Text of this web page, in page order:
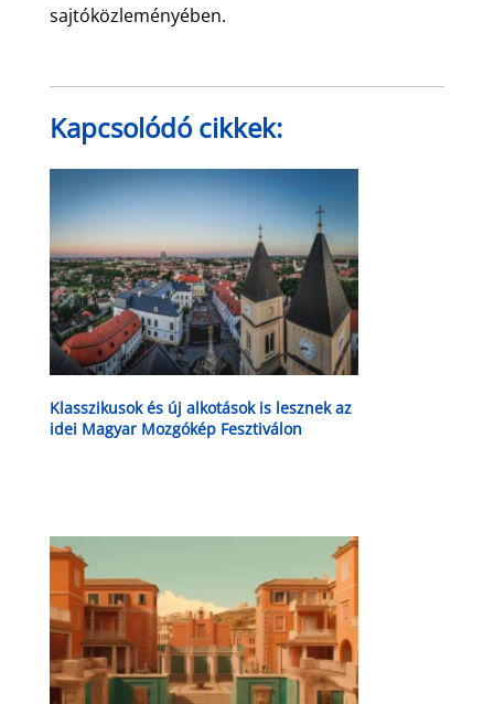
sajtóközleményében.
Kapcsolódó cikkek:
Klasszikusok és új alkotások is lesznek az
idei Magyar Mozgókép Fesztiválon